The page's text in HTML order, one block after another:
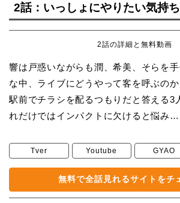
2話：いっしょにやりたい気持ち
2話の詳細と無料動画
響は戸惑いながらも潤、希美、そらを
な中、ライブにどうやって客を呼ぶのか
駅前でチラシを配るつもりだと答える3
れだけではインパクトに欠けると悩み…
Tver Youtube GYAO
無料で全話見れるサイトをチ